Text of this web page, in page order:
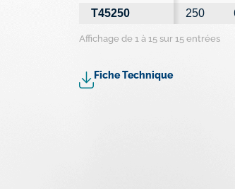
T45250
250
Affichage de 1 à 15 sur 15 entrées
Fiche Technique